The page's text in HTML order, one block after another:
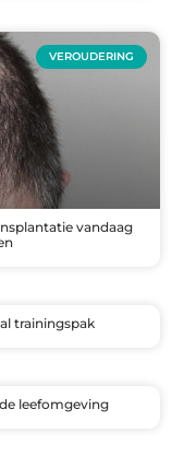
VEROUDERING
vandaag
trainingspak
leefomgeving